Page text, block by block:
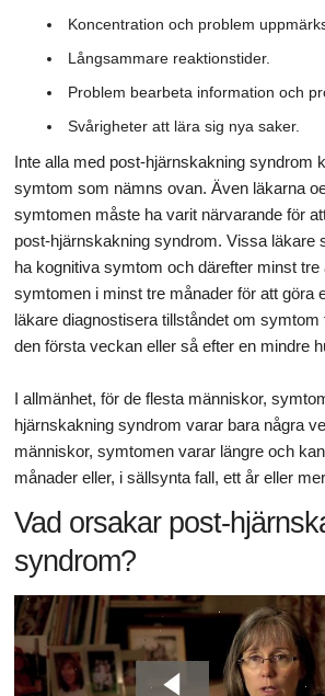
Koncentration och problem
Långsammare reaktionstider.
Problem bearbeta information och
Svårigheter att lära sig nya saker.
Inte alla med post-hjärnskakning syndrom
symtom som nämns ovan. Även läkarna
symtomen måste ha varit närvarande för
post-hjärnskakning syndrom. Vissa läkare
ha kognitiva symtom och därefter minst tre
symtomen i minst tre månader för att göra
läkare diagnostisera tillståndet om
den första veckan eller så efter en mindre
I allmänhet, för de flesta människor,
hjärnskakning syndrom varar bara några
människor, symtomen varar längre och
månader eller, i sällsynta fall, ett år eller
Vad orsakar post-
syndrom?